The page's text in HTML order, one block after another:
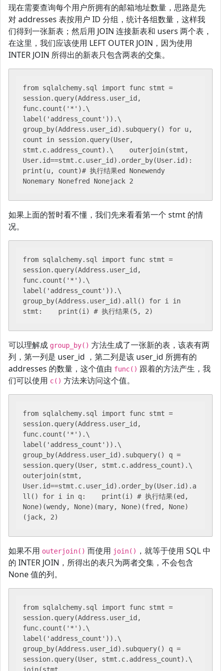
现在需要查询每个用户所拥有的邮箱地址数量，思路是先
对 addresses 表按用户 ID 分组，统计各组数量，这样我
们得到一张新表；然后用 JOIN 连接新表和 users 两个表，
在这里，我们应该使用 LEFT OUTER JOIN，因为使用
INTER JOIN 所得出的新表只包含两表的交集。
from sqlalchemy.sql import func stmt =
session.query(Address.user_id,
func.count('*').\
label('address_count')).\
group_by(Address.user_id).subquery() for u,
count in session.query(User,
stmt.c.address_count).\    outerjoin(stmt,
User.id==stmt.c.user_id).order_by(User.id):
print(u, count)# 执行结果ed Nonewendy
Nonemary Nonefred Nonejack 2
如果上面的暂时看不懂，我们先来看看第一个 stmt 的情
况。
from sqlalchemy.sql import func stmt =
session.query(Address.user_id,
func.count('*').\
label('address_count')).\
group_by(Address.user_id).all() for i in
stmt:    print(i) # 执行结果(5, 2)
可以理解成 group_by() 方法生成了一张新的表，该表有两
列，第一列是 user_id ，第二列是该 user_id 所拥有的
addresses 的数量，这个值由 func() 跟着的方法产生，我
们可以使用 c() 方法来访问这个值。
from sqlalchemy.sql import func stmt =
session.query(Address.user_id,
func.count('*').\
label('address_count')).\
group_by(Address.user_id).subquery() q =
session.query(User, stmt.c.address_count).\
outerjoin(stmt,
User.id==stmt.c.user_id).order_by(User.id).a
ll() for i in q:    print(i) # 执行结果(ed,
None)(wendy, None)(mary, None)(fred, None)
(jack, 2)
如果不用 outerjoin() 而使用 join() ，就等于使用 SQL 中
的 INTER JOIN，所得出的表只为两者交集，不会包含
None 值的列。
from sqlalchemy.sql import func stmt =
session.query(Address.user_id,
func.count('*').\
label('address_count')).\
group_by(Address.user_id).subquery() q =
session.query(User, stmt.c.address_count).\